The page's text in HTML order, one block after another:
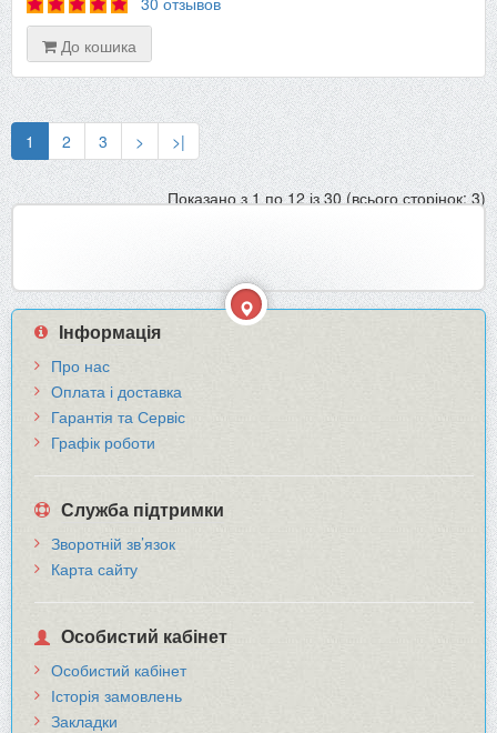
До кошика
1 2 3 > >|
Показано з 1 по 12 із 30 (всього сторінок: 3)
Інформація
Про нас
Оплата і доставка
Гарантія та Сервіс
Графік роботи
Служба підтримки
Зворотній зв’язок
Карта сайту
Особистий кабінет
Особистий кабінет
Історія замовлень
Закладки